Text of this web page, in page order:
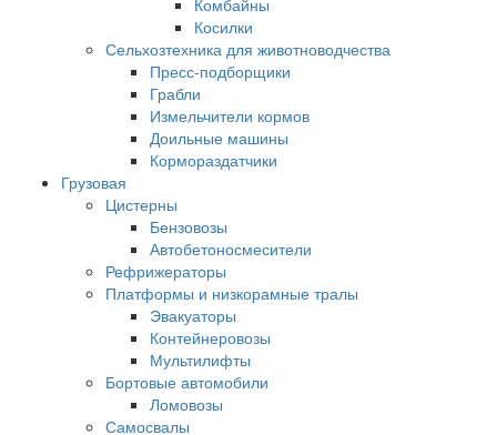
Комбайны
Косилки
Сельхозтехника для животноводчества
Пресс-подборщики
Грабли
Измельчители кормов
Доильные машины
Кормораздатчики
Грузовая
Цистерны
Бензовозы
Автобетоносмесители
Рефрижераторы
Платформы и низкорамные тралы
Эвакуаторы
Контейнеровозы
Мультилифты
Бортовые автомобили
Ломовозы
Самосвалы